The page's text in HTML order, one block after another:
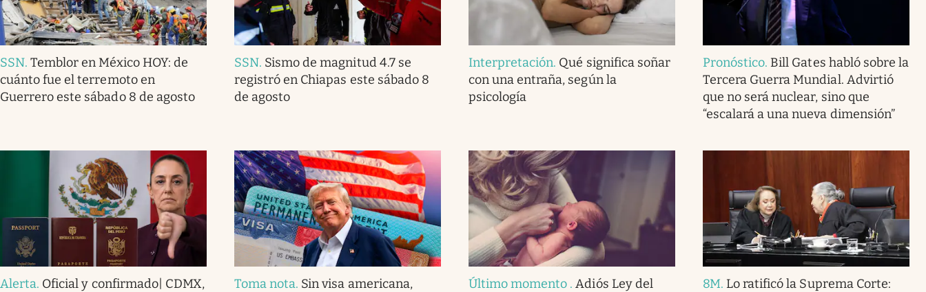
SSN.Temblor en México HOY: de
cuánto fue el terremoto en
Guerrero este sábado 8 de agosto
SSN. Sismo de magnitud 4.7 se
registró en Chiapas este sábado 8
de agosto
Interpretación. Qué significa soñar
con una entraña, según la
psicología
Pronóstico. Bill Gates habló sobre la
Tercera Guerra Mundial. Advirtió
que no será nuclear, sino que
“escalará a una nueva dimensión”
Alerta. Oficial y confirmado| CDMX,
Toma nota. Sin visa americana,
Último momento .Adiós Ley del
8M. Lo ratificó la Suprema Corte: